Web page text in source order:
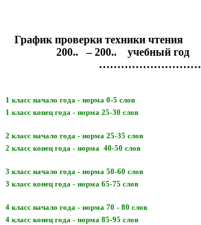
График проверки техники
200.. – 200.. учебный
1 класс начало года - норма 0-5 слов
1 класс конец года - норма 25-30 слов
2 класс начало года - норма 25-35 слов
2 класс конец года - норма 40-50 слов
3 класс начало года - норма 50-60 слов
3 класс конец года - норма 65-75 слов
4 класс начало года - норма 70 - 80 слов
4 класс конец года - норма 85-95 слов